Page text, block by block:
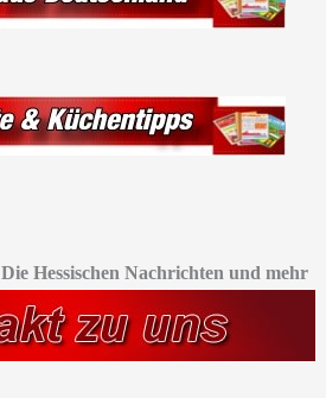
Die Hessischen Nachrichten und mehr